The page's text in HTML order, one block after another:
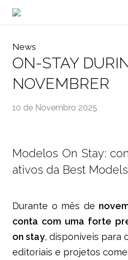
News
ON-STAY
NOVEMBRER
10 de Novembro 2025
Modelos On Stay:
ativos da Best
Durante o mês de
conta com uma forte
on stay, disponíveis para
editoriais e projetos